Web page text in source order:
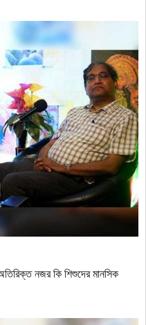
নজর কি শিশুদের মানসিক